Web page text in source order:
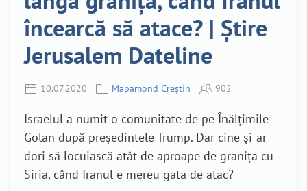
încearcă să atace? | Știre
Jerusalem Dateline
10.07.2020 Mapamond Creștin 902
Israelul a numit o comunitate de pe Înălțimile
Golan după președintele Trump. Dar cine și-ar
dori să locuiască atât de aproape de granița cu
Siria, când Iranul e mereu gata de atac?